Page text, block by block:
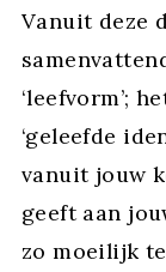
Vanuit deze
‘leefvorm’;
‘geleefde
vanuit jouw
geeft aan
zo moeilijk